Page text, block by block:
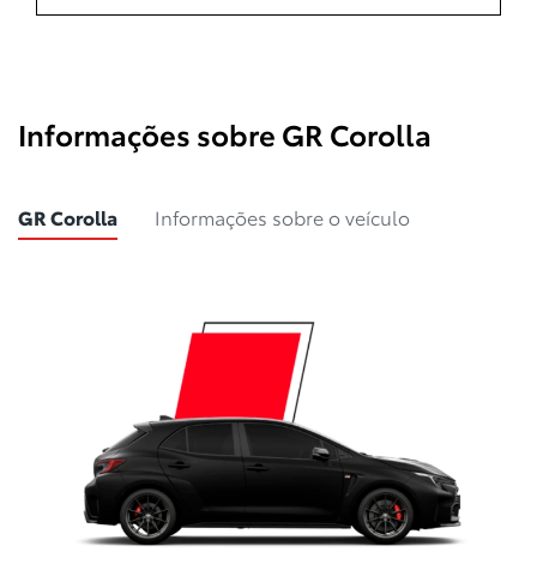
Informações sobre GR Corolla
GR Corolla Informações sobre o veículo